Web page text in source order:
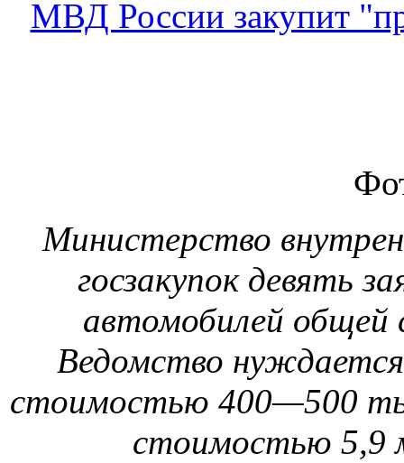
МВД России закупит
Министерство
госзакупок девять
автомобилей
Ведомство
стоимостью 400—500
стоимостью 5,9